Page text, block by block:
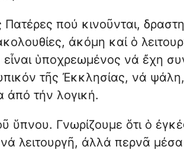
πού κινοῦνται,
ἀκόμη καί ὁ
εἶναι ὑποχρεωμένος νά ἔχη
τῆς Ἐκκλησίας, νά
ἀπό τήν λογική.
ὕπνου. Γνωρίζουμε ὅτι ὁ
λειτουργῆ, ἀλλά περνᾶ